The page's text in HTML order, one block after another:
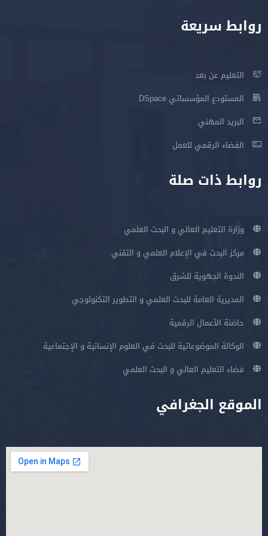
روابط سريعة
التعليم عن بعد
المستودع المؤسساتي DSpace
البريد المهني
الفضاء الرقمي للعمل
روابط ذات صلة
وزارة التعليم العالي و البحث العلمي
مركز البحث في الإعلام العلمي و التقني
الندوة الجهوية للشرق
المديرية العامة للبحث العلمي و التطوير التكنولوجي
حاضنة الأعمال الرقمية
الوكالة الموضوعاتية للبحث في العلوم الإنسانية و الإجتماعية
فضاء التعليم العالي و البحث العلمي
الموقع الجغرافي